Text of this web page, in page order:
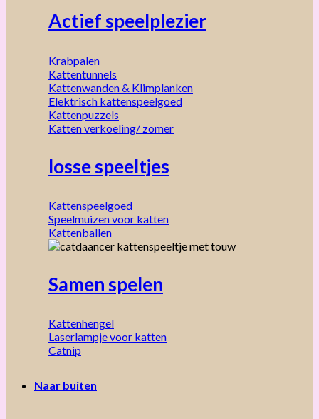
Actief speelplezier
Krabpalen
Kattentunnels
Kattenwanden & Klimplanken
Elektrisch kattenspeelgoed
Kattenpuzzels
Katten verkoeling/ zomer
losse speeltjes
Kattenspeelgoed
Speelmuizen voor katten
Kattenballen
Samen spelen
Kattenhengel
Laserlampje voor katten
Catnip
Naar buiten